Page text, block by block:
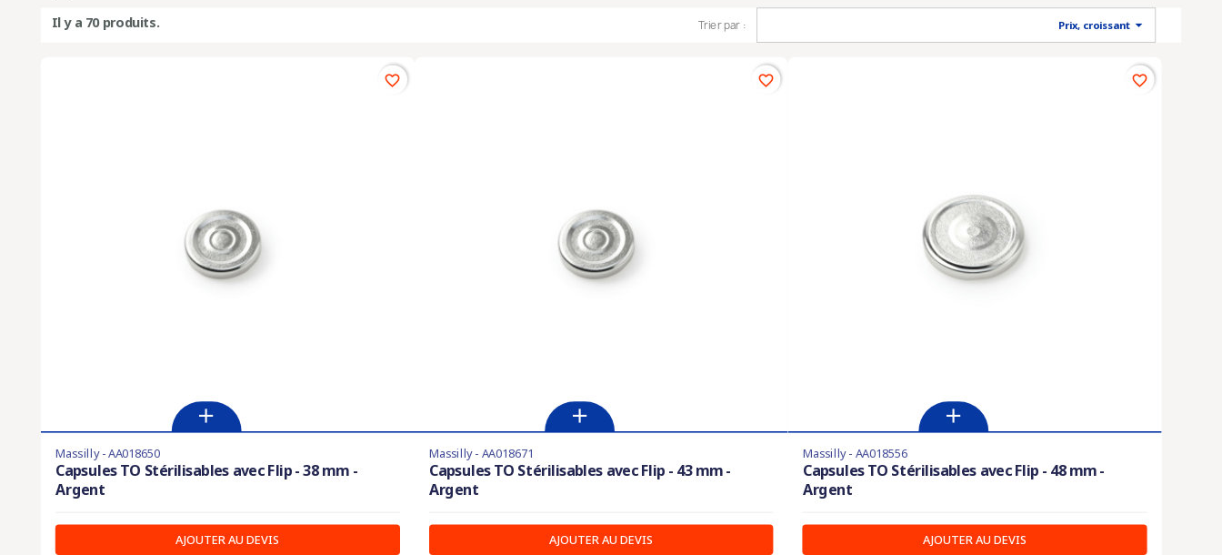
Il y a 70 produits. Trier par : Prix, croissant 
Massilly - AA018650
Capsules TO Stérilisables avec Flip - 38 mm -
Argent
AJOUTER AU DEVIS
favorite_border
Massilly - AA018671
Capsules TO Stérilisables avec Flip - 43 mm -
Argent
AJOUTER AU DEVIS
favorite_border
Massilly - AA018556
Capsules TO Stérilisables avec Flip - 48 mm -
Argent
AJOUTER AU DEVIS
favorite_border